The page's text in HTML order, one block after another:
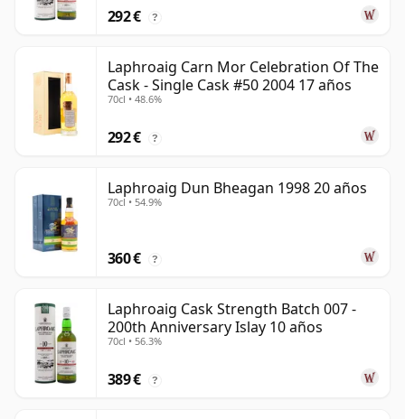
292 € ?
Laphroaig Carn Mor Celebration Of The
Cask - Single Cask #50 2004 17 años
70cl • 48.6%
292 € ?
Laphroaig Dun Bheagan 1998 20 años
70cl • 54.9%
360 € ?
Laphroaig Cask Strength Batch 007 -
200th Anniversary Islay 10 años
70cl • 56.3%
389 € ?